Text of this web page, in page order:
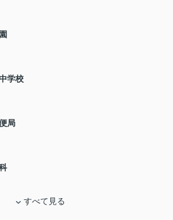
学校
局
すべて見る